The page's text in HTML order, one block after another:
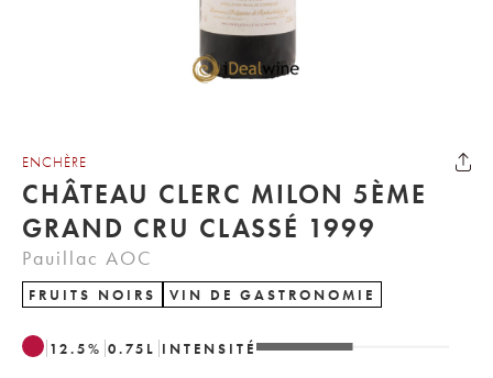
ENCHÈRE
CHÂTEAU CLERC MILON 5ÈME
GRAND CRU CLASSÉ 1999
Pauillac AOC
FRUITS NOIRS VIN DE GASTRONOMIE
12.5% 0.75 L INTENSITÉ